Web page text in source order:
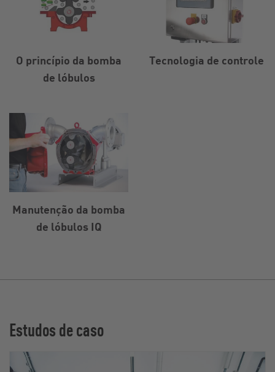
O princípio da bomba
de lóbulos
Tecnologia de controle
Manutenção da bomba
de lóbulos IQ
Estudos de caso